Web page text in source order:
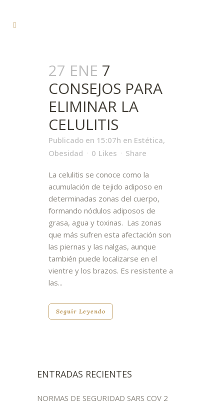
27 ENE 7
CONSEJOS PARA
ELIMINAR LA
CELULITIS
Publicado en 15:07h en Estética,
Obesidad
0 Likes Share
La celulitis se conoce como la
acumulación de tejido adiposo en
determinadas zonas del cuerpo,
formando nódulos adiposos de
grasa, agua y toxinas. Las zonas
que más sufren esta afectación son
las piernas y las nalgas, aunque
también puede localizarse en el
vientre y los brazos. Es resistente a
las...
Seguir Leyendo
ENTRADAS RECIENTES
NORMAS DE SEGURIDAD SARS COV 2